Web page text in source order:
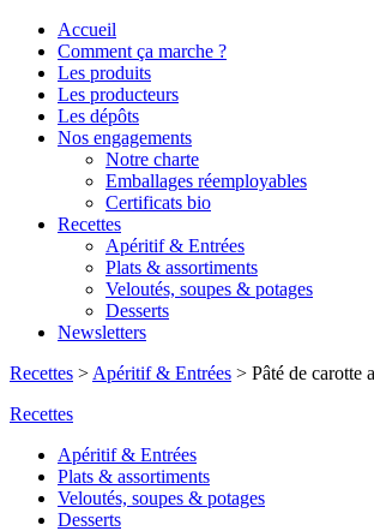
Accueil
Comment ça marche ?
Les produits
Les producteurs
Les dépôts
Nos engagements
Notre charte
Emballages réemployables
Certificats bio
Recettes
Apéritif & Entrées
Plats & assortiments
Veloutés, soupes & potages
Desserts
Newsletters
Recettes > Apéritif & Entrées > Pâté de carotte
Recettes
Apéritif & Entrées
Plats & assortiments
Veloutés, soupes & potages
Desserts